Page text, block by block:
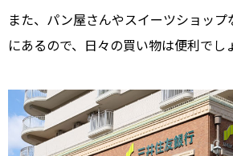
また、パン屋さんやスイーツショップ
にあるので、日々の買い物は便利でし